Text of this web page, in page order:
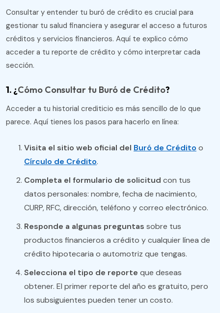
Consultar y entender tu buró de crédito es crucial para
gestionar tu salud financiera y asegurar el acceso a futuros
créditos y servicios financieros. Aquí te explico cómo
acceder a tu reporte de crédito y cómo interpretar cada
sección.
1. ¿Cómo Consultar tu Buró de Crédito?
Acceder a tu historial crediticio es más sencillo de lo que
parece. Aquí tienes los pasos para hacerlo en línea:
Visita el sitio web oficial del Buró de Crédito o
Círculo de Crédito.
Completa el formulario de solicitud con tus
datos personales: nombre, fecha de nacimiento,
CURP, RFC, dirección, teléfono y correo electrónico.
Responde a algunas preguntas sobre tus
productos financieros a crédito y cualquier línea de
crédito hipotecaria o automotriz que tengas.
Selecciona el tipo de reporte que deseas
obtener. El primer reporte del año es gratuito, pero
los subsiguientes pueden tener un costo.